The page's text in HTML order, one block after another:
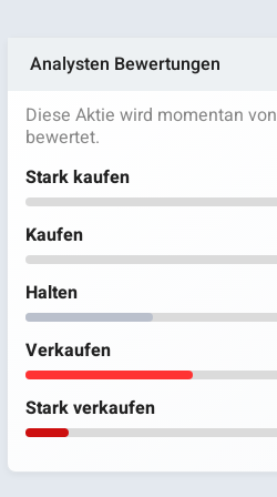
Analysten Bewertungen
Diese Aktie wird momentan von
bewertet.
Stark kaufen
Kaufen
Halten
Verkaufen
Stark verkaufen